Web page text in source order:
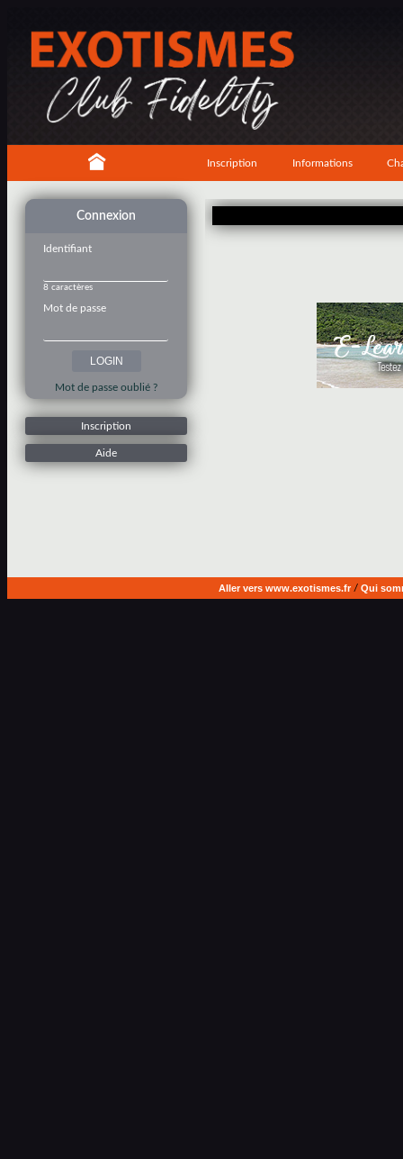
Inscription Informations
Connexion
Identifiant
8 caractères
Mot de passe
Mot de passe oublié ?
Inscription
Aide
Aller vers www.exotismes.fr/ Qui